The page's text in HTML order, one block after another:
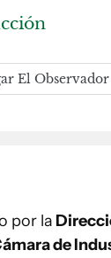
El
por la
de